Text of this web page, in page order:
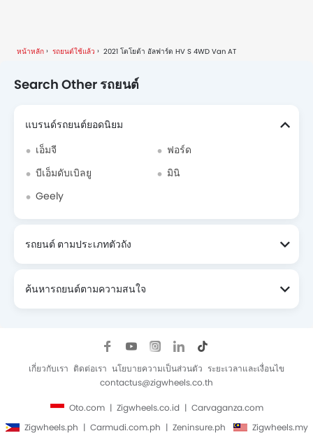
หน้าหลัก รถยนต์ใช้แล้ว 2021 โตโยต้า อัลฟาร์ด HV S 4WD Van AT
Search Other รถยนต์
แบรนด์รถยนต์ยอดนิยม
เอ็มจี
ฟอร์ด
บีเอ็มดับเบิลยู
มินิ
Geely
รถยนต์ ตามประเภทตัวถัง
ค้นหารถยนต์ตามความสนใจ
เกี่ยวกับเรา ติดต่อเรา นโยบายความเป็นส่วนตัว ระยะเวลาและเงื่อนไข
contactus@zigwheels.co.th
Oto.com Zigwheels.co.id
Carvaganza.com
Zigwheels.ph
Carmudi.com.ph Zeninsure.ph Zigwheels.my